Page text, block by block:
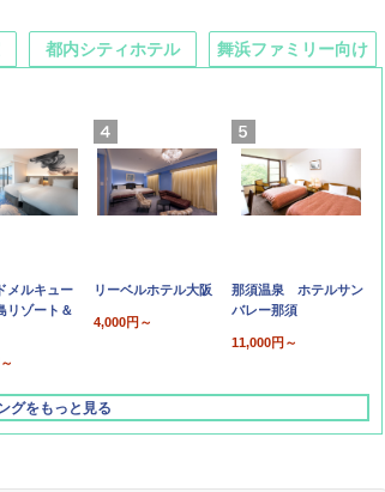
メルキュー
リゾート＆
リーベルホテル大阪
4,000円～
那須温泉 ホテルサン
バレー那須
11,000円～
グをもっと見る
都内シティホテル 舞浜ファミリー向け